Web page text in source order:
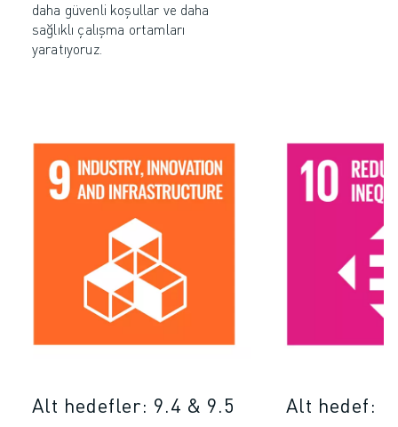
daha güvenli koşullar ve daha
sağlıklı çalışma ortamları
yaratıyoruz.
Alt hedefler: 9.4 & 9.5 Alt hedef: